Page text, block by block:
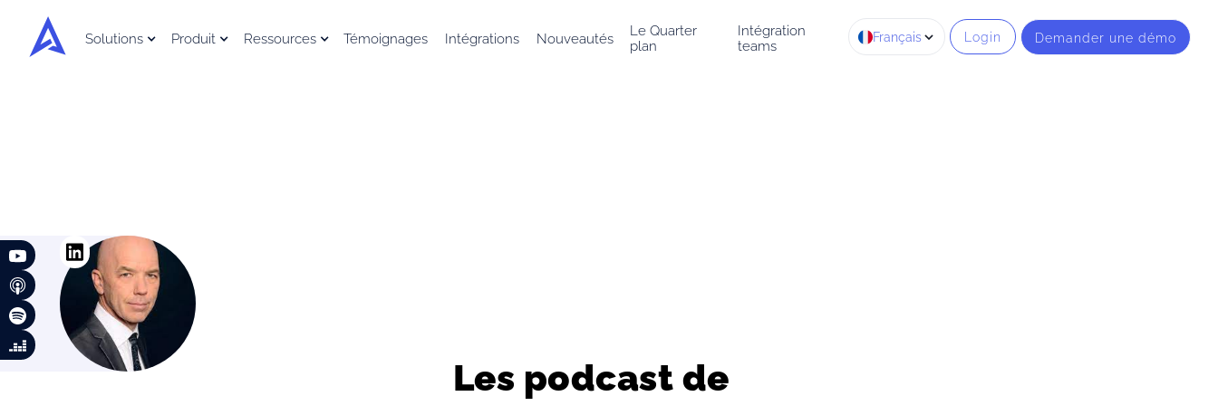
Solutions Produit Ressources Témoignages Intégrations Nouveautés
Le Quarter
plan
Intégration
teams
Français Login Demander une démo
Les podcast de